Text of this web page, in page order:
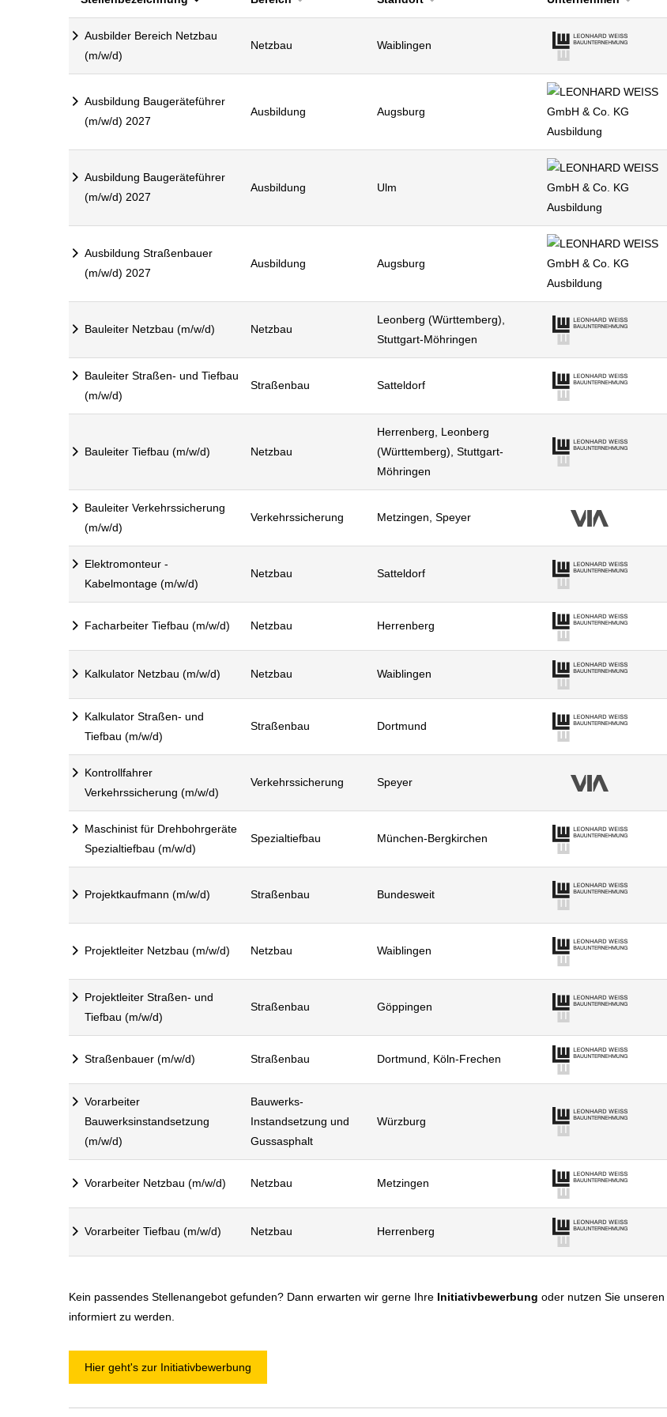
Ausbilder Bereich Netzbau
(m/w/d)
Netzbau Waiblingen
Ausbildung Baugeräteführer
(m/w/d) 2027
Ausbildung Augsburg
Ausbildung Baugeräteführer
(m/w/d) 2027
Ausbildung Ulm
Ausbildung Straßenbauer
(m/w/d) 2027
Ausbildung Augsburg
Bauleiter Netzbau (m/w/d) Netzbau
Leonberg (Württemberg),
Stuttgart-Möhringen
Bauleiter Straßen- und Tiefbau
(m/w/d)
Straßenbau Satteldorf
Bauleiter Tiefbau (m/w/d) Netzbau
Herrenberg, Leonberg
(Württemberg), Stuttgart-
Möhringen
Bauleiter Verkehrssicherung
(m/w/d)
Verkehrssicherung Metzingen, Speyer
Elektromonteur -
Kabelmontage (m/w/d)
Netzbau Satteldorf
Facharbeiter Tiefbau (m/w/d) Netzbau Herrenberg
Kalkulator Netzbau (m/w/d) Netzbau Waiblingen
Kalkulator Straßen- und
Tiefbau (m/w/d)
Straßenbau Dortmund
Kontrollfahrer
Verkehrssicherung (m/w/d)
Verkehrssicherung Speyer
Maschinist für Drehbohrgeräte
Spezialtiefbau (m/w/d)
Spezialtiefbau München-Bergkirchen
Projektkaufmann (m/w/d) Straßenbau Bundesweit
Projektleiter Netzbau (m/w/d) Netzbau Waiblingen
Projektleiter Straßen- und
Tiefbau (m/w/d)
Straßenbau Göppingen
Straßenbauer (m/w/d) Straßenbau Dortmund, Köln-Frechen
Vorarbeiter
Bauwerksinstandsetzung
(m/w/d)
Bauwerks-
Instandsetzung und
Gussasphalt
Würzburg
Vorarbeiter Netzbau (m/w/d) Netzbau Metzingen
Vorarbeiter Tiefbau (m/w/d) Netzbau Herrenberg
Kein passendes Stellenangebot gefunden? Dann erwarten wir gerne Ihre Initiativbewerbung oder nutzen Sie unseren
informiert zu werden.
Hier geht's zur Initiativbewerbung